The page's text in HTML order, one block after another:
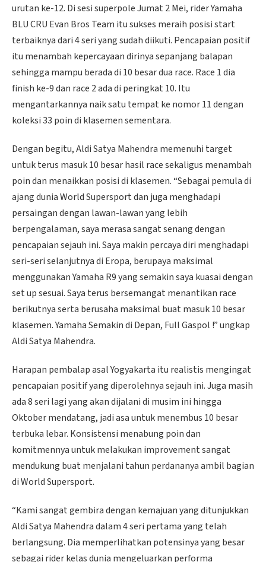
urutan ke-12. Di sesi superpole Jumat 2 Mei, rider Yamaha
BLU CRU Evan Bros Team itu sukses meraih posisi start
terbaiknya dari 4 seri yang sudah diikuti. Pencapaian positif
itu menambah kepercayaan dirinya sepanjang balapan
sehingga mampu berada di 10 besar dua race. Race 1 dia
finish ke-9 dan race 2 ada di peringkat 10. Itu
mengantarkannya naik satu tempat ke nomor 11 dengan
koleksi 33 poin di klasemen sementara.
Dengan begitu, Aldi Satya Mahendra memenuhi target
untuk terus masuk 10 besar hasil race sekaligus menambah
poin dan menaikkan posisi di klasemen. “Sebagai pemula di
ajang dunia World Supersport dan juga menghadapi
persaingan dengan lawan-lawan yang lebih
berpengalaman, saya merasa sangat senang dengan
pencapaian sejauh ini. Saya makin percaya diri menghadapi
seri-seri selanjutnya di Eropa, berupaya maksimal
menggunakan Yamaha R9 yang semakin saya kuasai dengan
set up sesuai. Saya terus bersemangat menantikan race
berikutnya serta berusaha maksimal buat masuk 10 besar
klasemen. Yamaha Semakin di Depan, Full Gaspol !” ungkap
Aldi Satya Mahendra.
Harapan pembalap asal Yogyakarta itu realistis mengingat
pencapaian positif yang diperolehnya sejauh ini. Juga masih
ada 8 seri lagi yang akan dijalani di musim ini hingga
Oktober mendatang, jadi asa untuk menembus 10 besar
terbuka lebar. Konsistensi menabung poin dan
komitmennya untuk melakukan improvement sangat
mendukung buat menjalani tahun perdananya ambil bagian
di World Supersport.
“Kami sangat gembira dengan kemajuan yang ditunjukkan
Aldi Satya Mahendra dalam 4 seri pertama yang telah
berlangsung. Dia memperlihatkan potensinya yang besar
sebagai rider kelas dunia mengeluarkan performa